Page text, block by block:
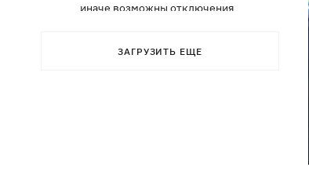
иначе возможны отключения
Тайский футболист погиб от удара
ЗАГРУЗИТЬ ЕЩЕ